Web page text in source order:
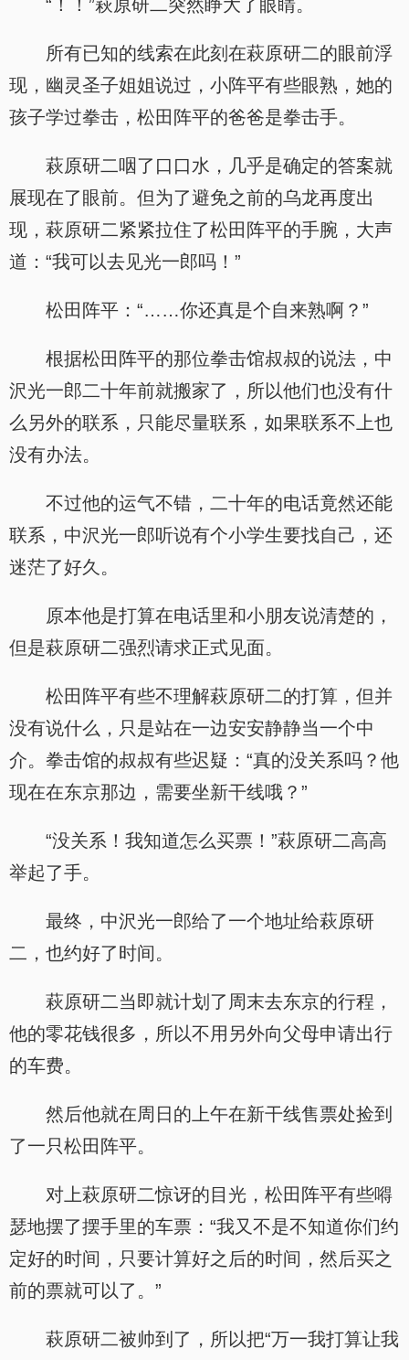
“！！”萩原研二突然睁大了眼睛。
所有已知的线索在此刻在萩原研二的眼前浮
现，幽灵圣子姐姐说过，小阵平有些眼熟，她的
孩子学过拳击，松田阵平的爸爸是拳击手。
萩原研二咽了口口水，几乎是确定的答案就
展现在了眼前。但为了避免之前的乌龙再度出
现，萩原研二紧紧拉住了松田阵平的手腕，大声
道：“我可以去见光一郎吗！”
松田阵平：“……你还真是个自来熟啊？”
根据松田阵平的那位拳击馆叔叔的说法，中
沢光一郎二十年前就搬家了，所以他们也没有什
么另外的联系，只能尽量联系，如果联系不上也
没有办法。
不过他的运气不错，二十年的电话竟然还能
联系，中沢光一郎听说有个小学生要找自己，还
迷茫了好久。
原本他是打算在电话里和小朋友说清楚的，
但是萩原研二强烈请求正式见面。
松田阵平有些不理解萩原研二的打算，但并
没有说什么，只是站在一边安安静静当一个中
介。拳击馆的叔叔有些迟疑：“真的没关系吗？他
现在在东京那边，需要坐新干线哦？”
“没关系！我知道怎么买票！”萩原研二高高
举起了手。
最终，中沢光一郎给了一个地址给萩原研
二，也约好了时间。
萩原研二当即就计划了周末去东京的行程，
他的零花钱很多，所以不用另外向父母申请出行
的车费。
然后他就在周日的上午在新干线售票处捡到
了一只松田阵平。
对上萩原研二惊讶的目光，松田阵平有些嘚
瑟地摆了摆手里的车票：“我又不是不知道你们约
定好的时间，只要计算好之后的时间，然后买之
前的票就可以了。”
萩原研二被帅到了，所以把“万一我打算让我